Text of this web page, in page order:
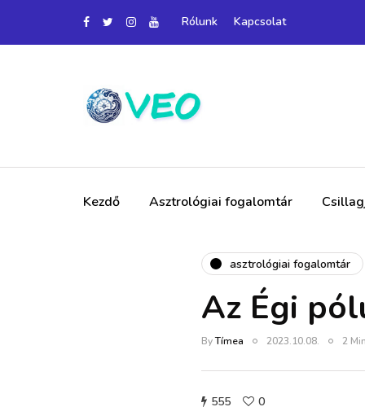
Rólunk Kapcsolat
Kezdő Asztrológiai fogalomtár
asztrológiai fogalomtár
Az Égi
ByTímea 2023.10.08. 2
555 0